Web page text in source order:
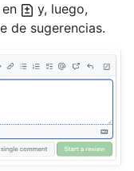
y, luego,
de sugerencias.